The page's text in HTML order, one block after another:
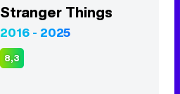
Stranger Things
2016 - 2025
8,3